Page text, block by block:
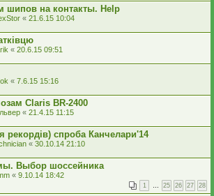
шипов на контакты. Help
« 21.6.15 10:04
« 20.6.15 09:51
« 7.6.15 15:16
Claris BR-2400
« 21.4.15 11:15
рекордів) спроба Канчелари'14
« 30.10.14 21:10
Выбор шоссейника
« 9.10.14 18:42
1 … 25 26 27 28